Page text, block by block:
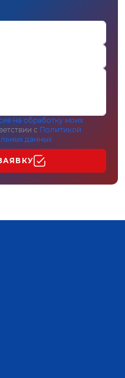
на обработку моих
с Политикой
данных